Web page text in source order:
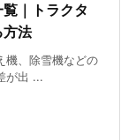
｜トラクタ
方法
機、除雪機などの
が出 ...